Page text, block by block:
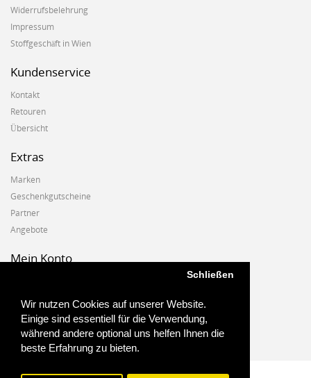
Wir nutzen Cookies auf unserer Website.
Einige sind essentiell für die Verwendung,
während andere optional uns helfen Ihnen die
beste Erfahrung zu bieten.
Schließen
Widerrufsbelehrung
Impressum
Stoffgeschäft in Wien
Kundenservice
Kontakt
Retouren
Übersicht
Extras
Marken
Geschenkgutscheine
Partner
Angebote
Mein Konto
Auftragshistorie
Wunschzettel
Newsletter